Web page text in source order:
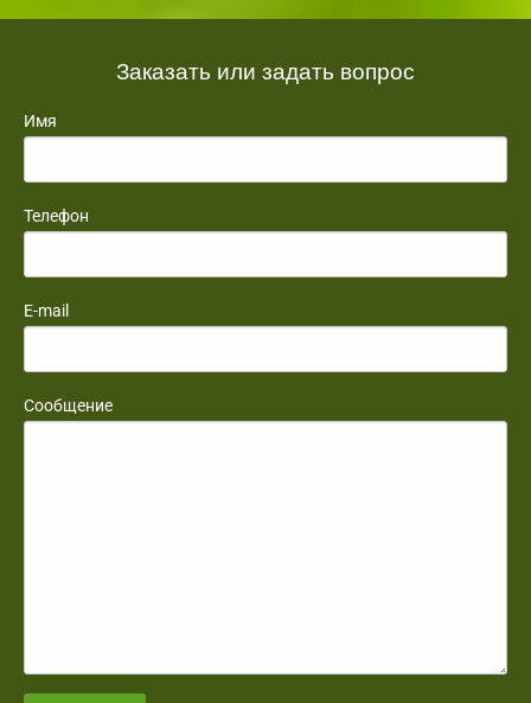
Заказать или задать вопрос
Имя
Телефон
E-mail
Сообщение